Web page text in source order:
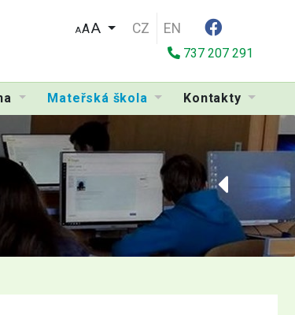
AA CZ EN
737 207 291
Mateřská škola Kontakty